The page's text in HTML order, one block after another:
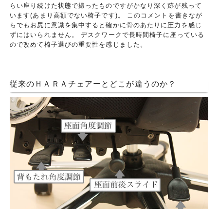
らい座り続けた状態で撮ったものですがかなり深く跡が残って
います(あまり高額でない椅子です)。 このコメントを書きなが
らでもお尻に意識を集中すると確かに骨のあたりに圧力を感じ
ずにはいられません。 デスクワークで長時間椅子に座っている
ので改めて椅子選びの重要性を感じました。
従来のＨＡＲＡチェアーとどこが違うのか？